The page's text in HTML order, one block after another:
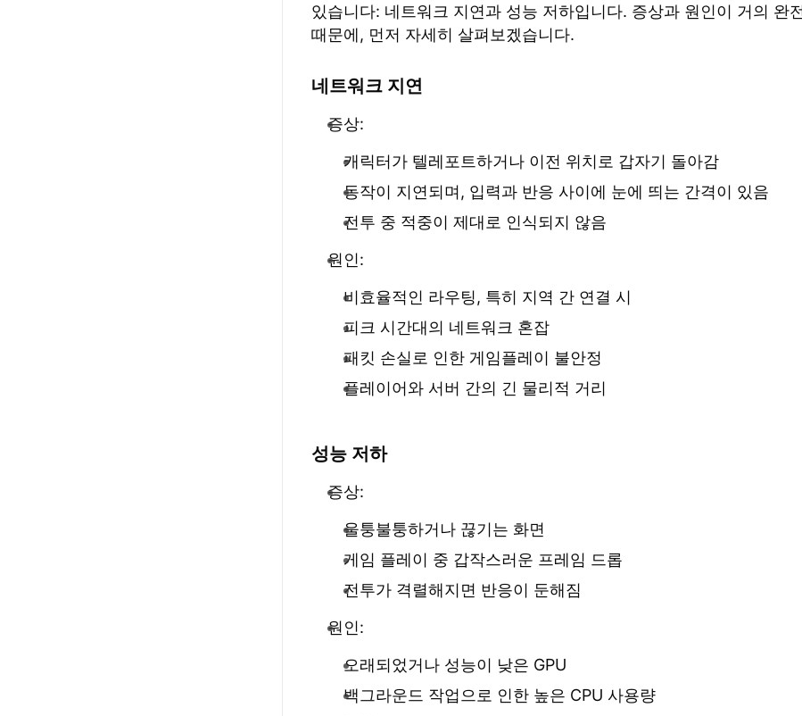
있습니다: 네트워크 지연과 성능 저하입니다. 증상과 원인이 거의 완
때문에, 먼저 자세히 살펴보겠습니다.
네트워크 지연
증상:
캐릭터가 텔레포트하거나 이전 위치로 갑자기 돌아감
동작이 지연되며, 입력과 반응 사이에 눈에 띄는 간격이 있음
전투 중 적중이 제대로 인식되지 않음
원인:
비효율적인 라우팅, 특히 지역 간 연결 시
피크 시간대의 네트워크 혼잡
패킷 손실로 인한 게임플레이 불안정
플레이어와 서버 간의 긴 물리적 거리
성능 저하
증상:
울퉁불퉁하거나 끊기는 화면
게임 플레이 중 갑작스러운 프레임 드롭
전투가 격렬해지면 반응이 둔해짐
원인:
오래되었거나 성능이 낮은 GPU
백그라운드 작업으로 인한 높은 CPU 사용량